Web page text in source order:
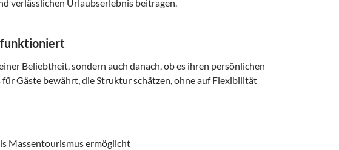
verlässlichen Urlaubserlebnis beitragen.
funktioniert
Beliebtheit, sondern auch danach, ob es ihren persönlichen
für Gäste bewährt, die Struktur schätzen, ohne auf Flexibilität
Massentourismus ermöglicht